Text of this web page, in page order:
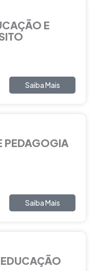
E
Saiba Mais
PEDAGOGIA
Saiba Mais